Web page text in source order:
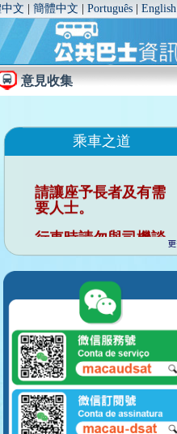
文 簡體中文 Português English
意見收集
乘車之道
請讓座予長者及有需
要人士。
行車時請勿與司機談
行車時請緊握扶手。
請向將抵站巴士揚
手，示意登車。
請排隊上車。 請勿將
腳踏到對面座位上。